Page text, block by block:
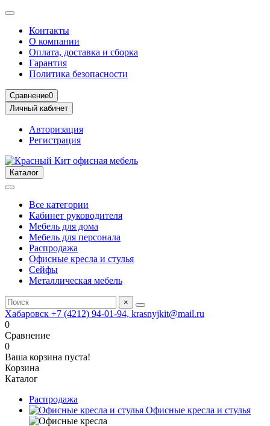
Контакты
О компании
Оплата, доставка и сборка
Гарантия
Политика безопасности
Сравнение0
Личный кабинет
Авторизация
Регистрация
Каталог
Все категории
Кабинет руководителя
Мебель для дома
Мебель для персонала
Распродажа
Офисные кресла и стулья
Сейфы
Металлическая мебель
×
Хабаровск +7 (4212) 94-01-94, krasnyjkit@mail.ru
0
Сравнение
0
Ваша корзина пуста!
Корзина
Каталог
Распродажа
Офисные кресла и стулья